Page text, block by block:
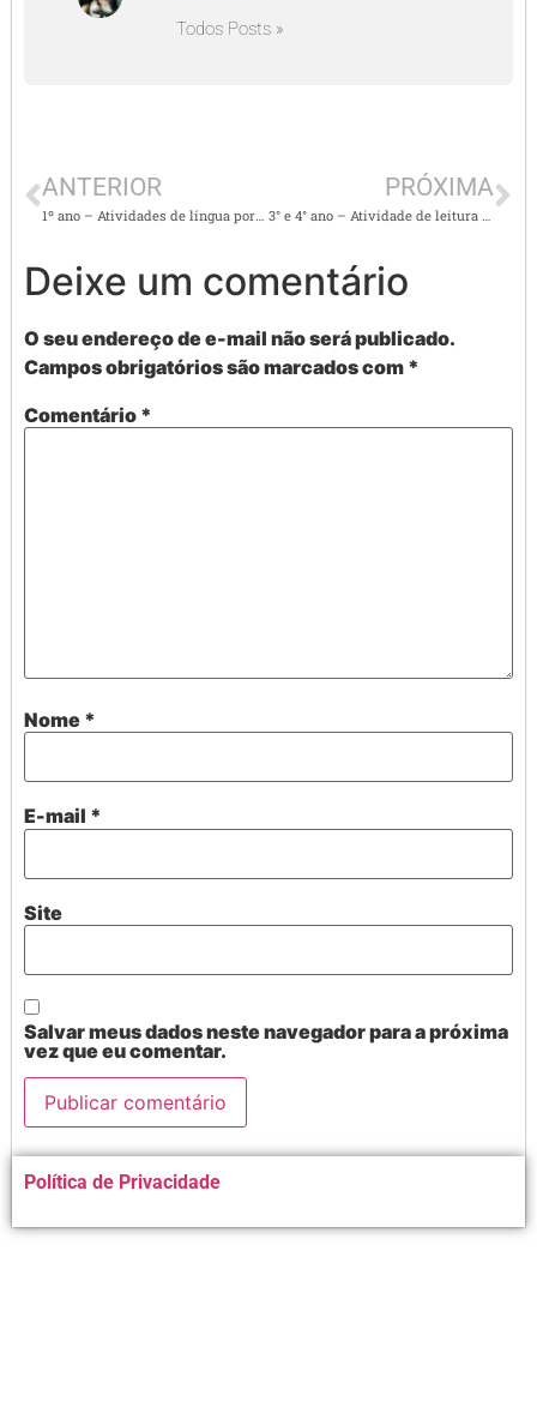
Todos Posts »
ANTERIOR PRÓXIMA
Deixe um comentário
O seu endereço de e-mail não será publicado.
Campos obrigatórios são marcados com *
Comentário *
Nome *
E-mail *
Site
Salvar meus dados neste navegador para a próxima
vez que eu comentar.
Alternative:
Política de Privacidade